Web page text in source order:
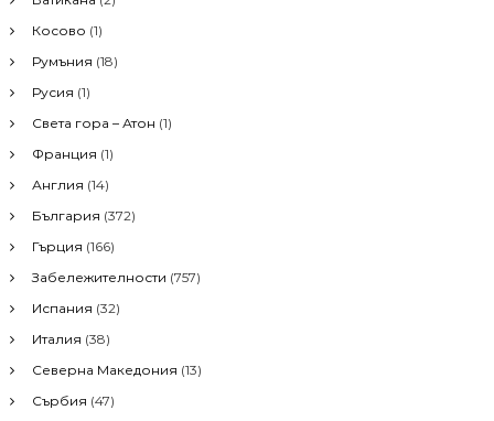
f
o
r
Косово (1)
Румъния (18)
Русия (1)
Света гора – Атон (1)
Франция (1)
Англия (14)
България (372)
Гърция (166)
Забележителности (757)
Испания (32)
Италия (38)
Северна Македония (13)
Сърбия (47)